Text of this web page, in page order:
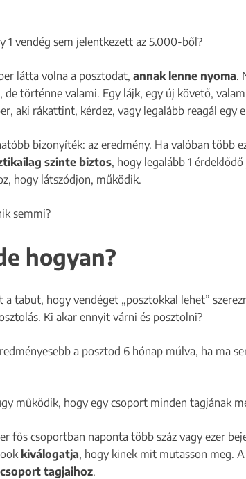
1 vendég sem jelentkezett az 5.000-ből?
látta volna a posztodat, annak lenne nyoma.
történne valami. Egy lájk, egy új követő,
aki rákattint, kérdez, vagy legalább reagál egy
bizonyíték: az eredmény. Ha valóban több
szinte biztos, hogy legalább 1
hogy látszódjon, működik.
semmi?
hogyan?
a tabut, hogy vendéget „posztokkal lehet”
Ki akar ennyit várni és posztolni?
a posztod 6 hónap múlva, ha ma
működik, hogy egy csoport minden tagjának
fős csoportban naponta több száz vagy ezer
kiválogatja, hogy kinek mit mutasson meg.
tagjaihoz.